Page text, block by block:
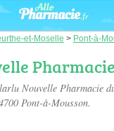
et-Moselle > Pont-à-
Nouvelle Pharmacie
Pont-à-Mousson.